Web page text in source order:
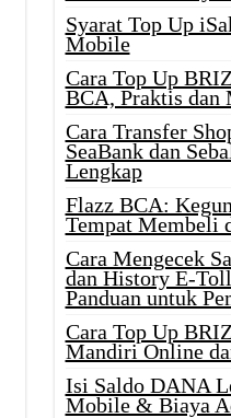
Syarat Top Up
Mobile
Cara Top Up
BCA, Praktis dan
Cara Transfer
SeaBank dan
Lengkap
Flazz BCA:
Tempat Membeli
Cara Mengecek
dan History E-
Panduan untuk
Cara Top Up
Mandiri Online
Isi Saldo DANA
Mobile & Biaya